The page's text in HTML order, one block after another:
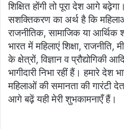
शिक्षित होंगी तो पूरा देश आगे
सशक्तिकरण का अर्थ है कि
राजनीतिक, सामाजिक या
भारत में महिलाएं शिक्षा,
के क्षेत्रों, विज्ञान व प्रौद्योगिकी
भागीदारी निभा रहीं हैं। हमारे देश
महिलाओं की समानता की गारंटी
आगे बढ़ें यही मेरी शुभकामनाएँ हैं।